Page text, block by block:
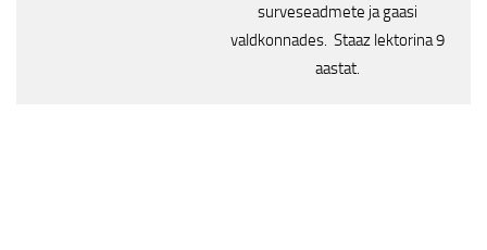
surveseadmete ja gaasi
valdkonnades. Staaz lektorina 9
aastat.